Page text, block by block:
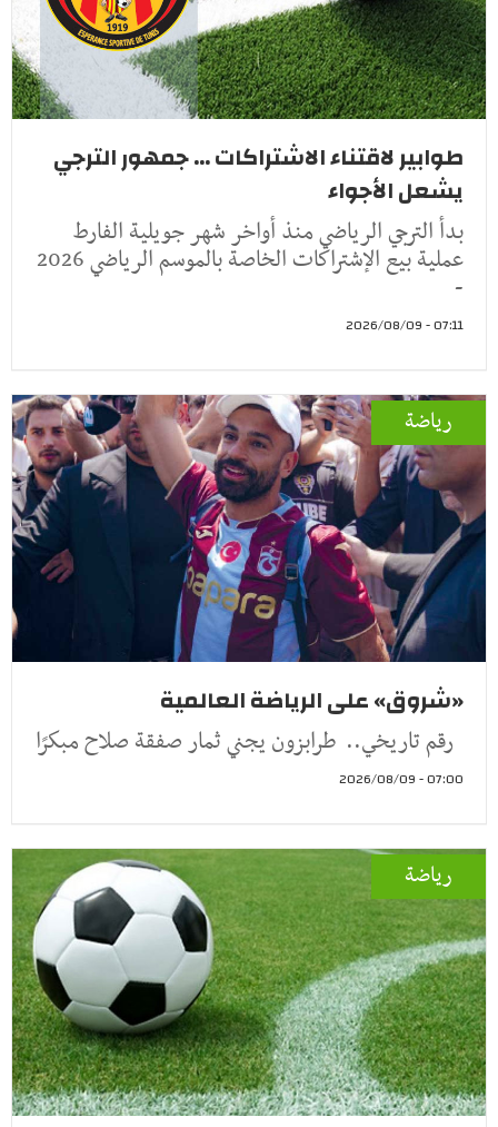
طوابير لاقتناء الاشتراكات ... جمهور الترجي
يشعل الأجواء
بدأ الترجي الرياضي منذ أواخر شهر جويلية الفارط
عملية بيع الإشتراكات الخاصة بالموسم الرياضي 2026
-
07:11 - 2026/08/09
رياضة
«شروق» على الرياضة العالمية
رقم تاريخي.. طرابزون يجني ثمار صفقة صلاح مبكرًا
07:00 - 2026/08/09
رياضة